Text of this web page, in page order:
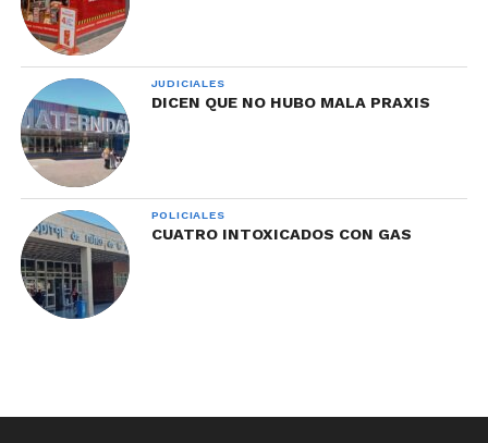
JUDICIALES
DICEN QUE NO HUBO MALA PRAXIS
POLICIALES
CUATRO INTOXICADOS CON GAS